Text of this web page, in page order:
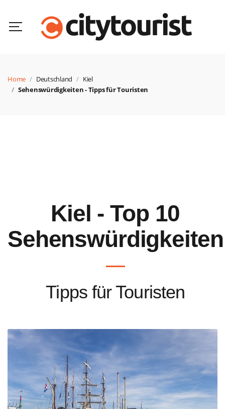
Home Deutschland
Kiel
Sehenswürdigkeiten - Tipps für Touristen
Kiel - Top 10
Sehenswürdigkeiten
Tipps für Touristen